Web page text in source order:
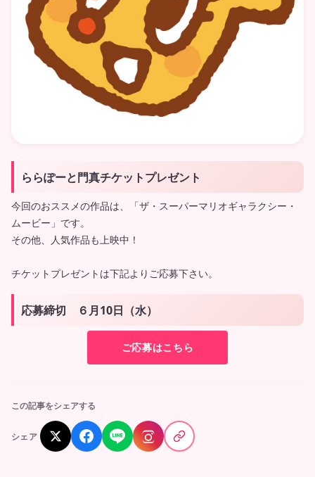
ららぽーと門真チケットプレゼント
今回のおススメの作品は、「ザ・スーパーマリオギャラクシー・
ムービー」です。
その他、人気作品も上映中！
チケットプレゼントは下記よりご応募下さい。
応募締切 ６月10日（水）
ご応募はこちら
この記事をシェアする
シェア